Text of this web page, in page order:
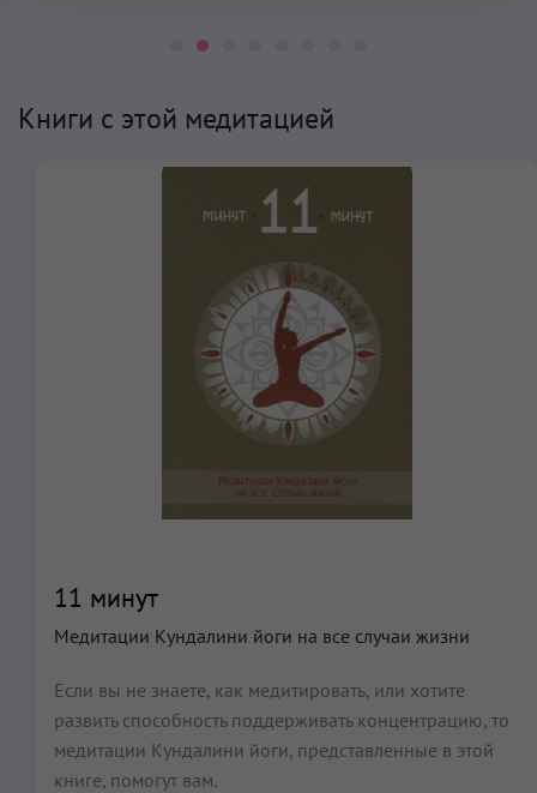
Книги с этой медитацией
11 минут
Медитации Кундалини йоги на все случаи жизни
Если вы не знаете, как медитировать, или хотите
развить способность поддерживать концентрацию, то
медитации Кундалини йоги, представленные в этой
книге, помогут вам.